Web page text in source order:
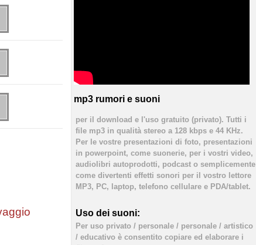
mp3 rumori e suoni
per il download e l'uso gratuito (privato). Tutti i
file mp3 in qualità stereo a 128 kbps e 44 KHz.
Per le vostre presentazioni di foto, presentazioni
in powerpoint, come suonerie, per i vostri video,
audiolibri autoprodotti, podcast o semplicemente
come divertenti effetti sonori per il vostro lettore
MP3, PC, laptop, telefono cellulare e PDA/tablet.
Uso dei suoni:
Per uso privato / personale / personale / artistico
/ educativo è consentito copiare ed elaborare i